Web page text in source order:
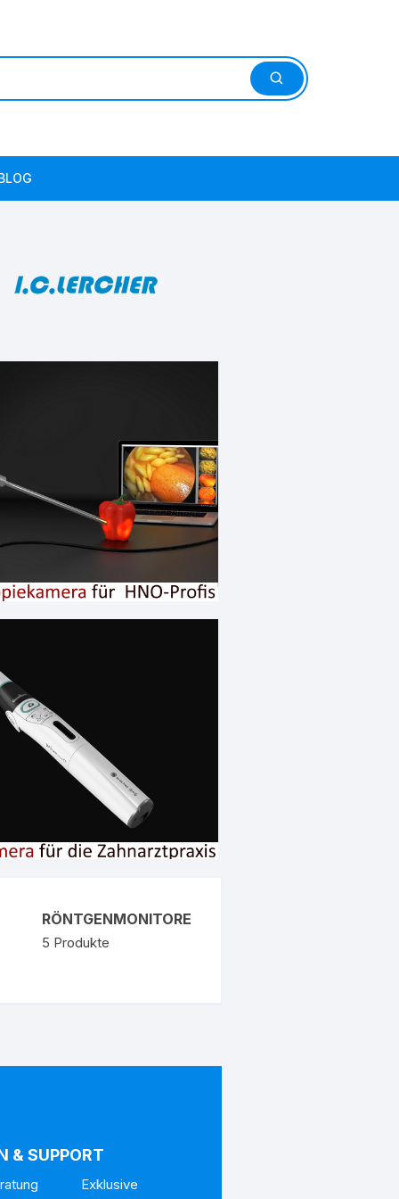
RÖNTGENMONITORE
5 Produkte
& SUPPORT
Exklusive